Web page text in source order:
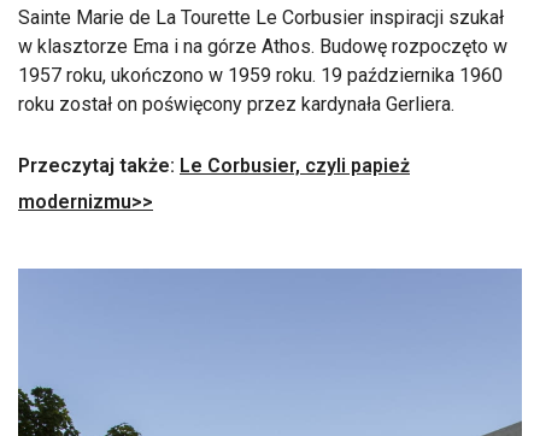
Sainte Marie de La Tourette Le Corbusier inspiracji szukał
w klasztorze Ema i na górze Athos. Budowę rozpoczęto w
1957 roku, ukończono w 1959 roku. 19 października 1960
roku został on poświęcony przez kardynała Gerliera.
Przeczytaj także: Le Corbusier, czyli papież
modernizmu>>